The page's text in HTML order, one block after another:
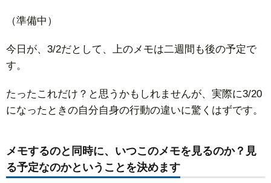
（準備中）
今日が、3/2だとして、上のメモは二週間も後の予定で
す。
たったこれだけ？と思うかもしれませんが、実際に3/20
になったときの自分自身の行動の違いに驚くはずです。
メモするのと同時に、いつこのメモを見るのか？見
る予定なのかということを決めます